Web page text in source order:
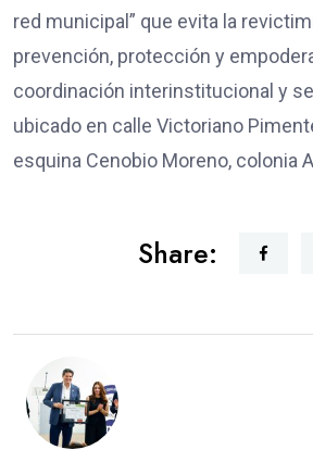
red municipal” que evita la
prevención, protección y
coordinación interinstitucional y
ubicado en calle Victoriano
esquina Cenobio Moreno, colonia
Share: